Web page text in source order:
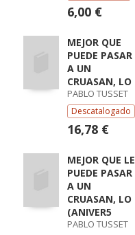
6,00 €
MEJOR QUE
PUEDE PASAR
A UN
CRUASAN, LO
PABLO TUSSET
Descatalogado
16,78 €
MEJOR QUE LE
PUEDE PASAR
A UN
CRUASAN, LO
(ANIVER5
PABLO TUSSET